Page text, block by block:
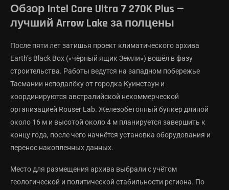
Обзор Intel Core Ultra 7 270K Plus —
лучший Arrow Lake за полцены
После пяти лет затишья проект климатического архива
Earth’s Black Box («чёрный ящик Земли») вошёл в фазу
строительства. Работы ведутся на западном побережье
Тасмании неподалёку от городка Куинстаун и
координируются австралийской некоммерческой
организацией Rouser Lab. Железобетонный бункер длиной
около 16 м и высотой около 4 м планируется завершить к
концу года, после чего начнётся установка оборудования и
перенос накопленных данных.
Место для размещения архива выбрали с учётом
геологической и политической стабильности региона. По